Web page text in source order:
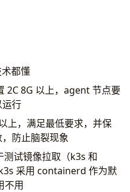
都懂
2C 8G 以上，agent 节点要
行
上，满足最低要求，并保
防止脑裂现象
测试镜像拉取（k3s 和
采用 containerd 作为默
不用